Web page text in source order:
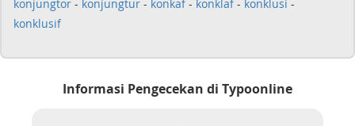
konjungtor - konjungtur - konkaf- konklaf- konklusi -
konklusif
Informasi Pengecekan di Typoonline